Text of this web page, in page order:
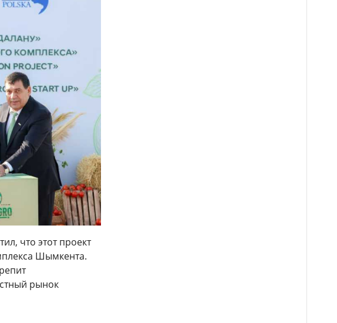
что этот проект
Шымкента.
рынок